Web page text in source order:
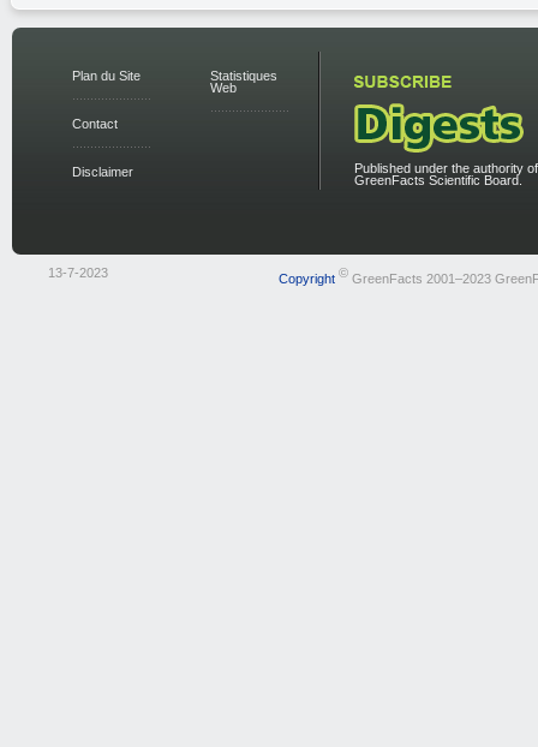
Plan du Site
Contact
Disclaimer
Statistiques
Web
Published under the authority
GreenFacts Scientific Board.
13-7-2023 Copyright ©GreenFacts 2001–2023